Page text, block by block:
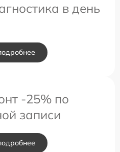
в день
-25% по
записи